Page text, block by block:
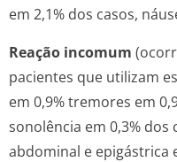
em 2,1% dos casos,
Reação incomum
pacientes que utilizam
em 0,9% tremores em
sonolência em 0,3% dos
abdominal e epigástrica